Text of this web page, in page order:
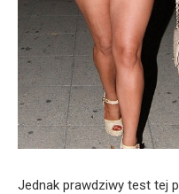
Jednak prawdziwy test tej